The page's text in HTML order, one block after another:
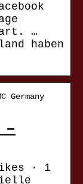
…
haben
Germany
–
· 1